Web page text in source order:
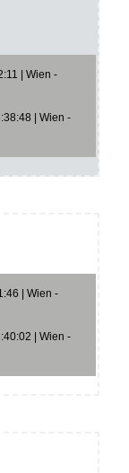
| Wien -
| Wien -
| Wien -
| Wien -